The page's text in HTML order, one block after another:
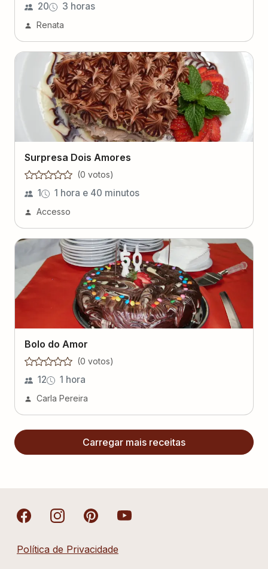
20 3 horas
Renata
Surpresa Dois Amores
(0 votos)
1 1 hora e 40 minutos
Accesso
Bolo do Amor
(0 votos)
12 1 hora
Carla Pereira
Carregar mais receitas
Política de Privacidade